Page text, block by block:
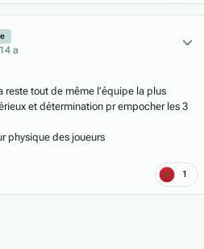
4 a
reste tout de même l’équipe la plus
et détermination pr empocher les 3
physique des joueurs
1